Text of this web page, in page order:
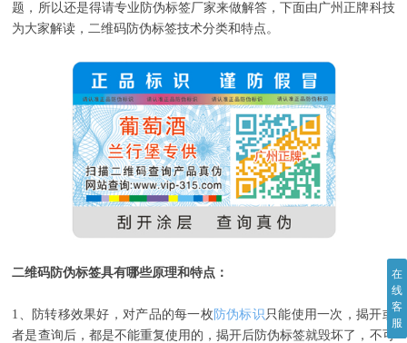
题，所以还是得请专业防伪标签厂家来做解答，下面由广州正牌科技
为大家解读，二维码防伪标签技术分类和特点。
二维码防伪标签具有哪些原理和特点：
1、防转移效果好，对产品的每一枚 防伪标识 只能使用一次，揭开或
者是查询后，都是不能重复使用的，揭开后防伪标签就毁坏了，不可
在
线
客
服